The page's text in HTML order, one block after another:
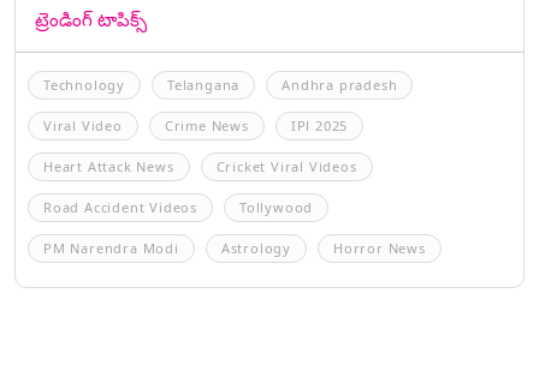
ట్రెండింగ్ టాపిక్స్
Technology Telangana Andhra pradesh
Viral Video Crime News IPl 2025
Heart Attack News Cricket Viral Videos
Road Accident Videos Tollywood
PM Narendra Modi Astrology Horror News